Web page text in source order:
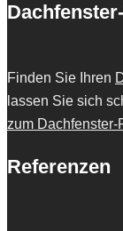
Finden Sie Ihren
lassen Sie sich
zum
Referenzen